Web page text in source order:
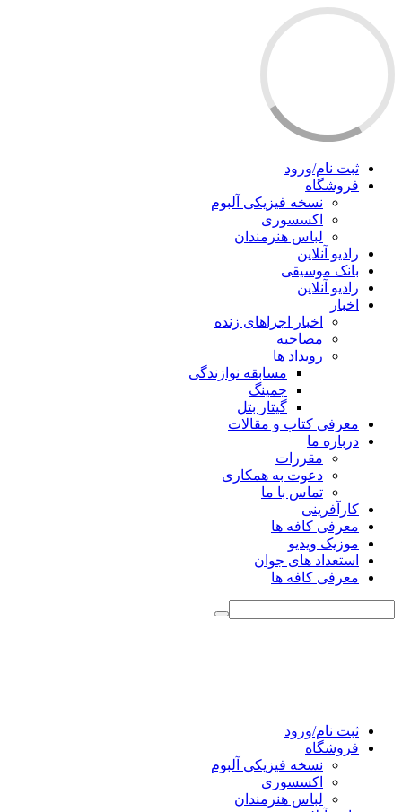
ثبت نام/ورود
فروشگاه
نسخه فیزیکی آلبوم
اکسسوری
لباس هنرمندان
رادیو آنلاین
بانک موسیقی
رادیو آنلاین
اخبار
اخبار اجراهای زنده
مصاحبه
رویداد ها
مسابقه نوازندگی
جمینگ
گیتار بتل
معرفی کتاب و مقالات
درباره ما
مقررات
دعوت به همکاری
تماس با ما
کارآفرینی
معرفی کافه ها
موزیک ویدیو
استعداد های جوان
معرفی کافه ها
ثبت نام/ورود
فروشگاه
نسخه فیزیکی آلبوم
اکسسوری
لباس هنرمندان